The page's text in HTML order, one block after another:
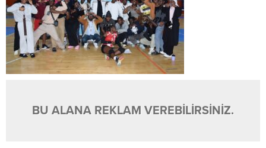
BU ALANA REKLAM VEREBİLİRSİNİZ.